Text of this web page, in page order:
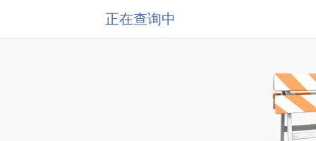
正在查询中